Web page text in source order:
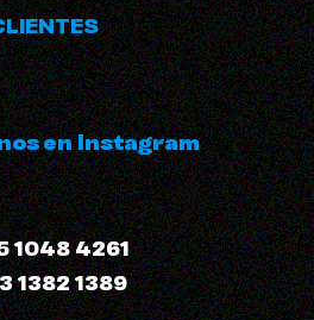
en Instagram
1048 4261
1382 1389